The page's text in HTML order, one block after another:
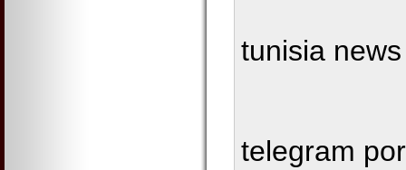
tunisia news
telegram